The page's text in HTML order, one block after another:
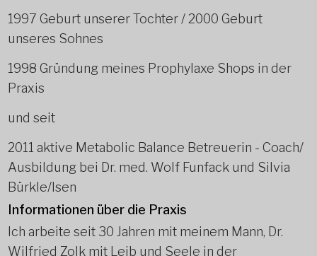
1997 Geburt unserer Tochter / 2000 Geburt
unseres Sohnes
1998 Gründung meines Prophylaxe Shops in der
Praxis
und seit
2011 aktive Metabolic Balance Betreuerin - Coach/
Ausbildung bei Dr. med. Wolf Funfack und Silvia
Bürkle/Isen
Informationen über die Praxis
Ich arbeite seit 30 Jahren mit meinem Mann, Dr.
Wilfried Zolk mit Leib und Seele in der